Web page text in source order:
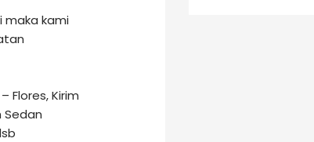
maka kami
Flores, Kirim
Sedan